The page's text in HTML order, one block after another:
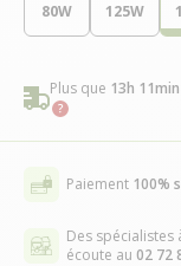
80W 125W
Plus que 13h
Paiement 100%
Des spécialistes
écoute au 02 72